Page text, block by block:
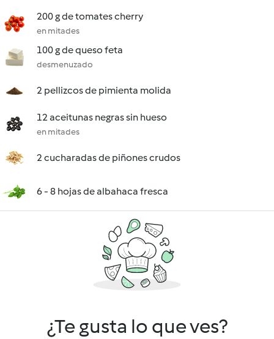
200 g de tomates cherry
en mitades
100 g de queso feta
desmenuzado
2 pellizcos de pimienta molida
12 aceitunas negras sin hueso
en mitades
2 cucharadas de piñones crudos
6 - 8 hojas de albahaca fresca
¿Te gusta lo que ves?